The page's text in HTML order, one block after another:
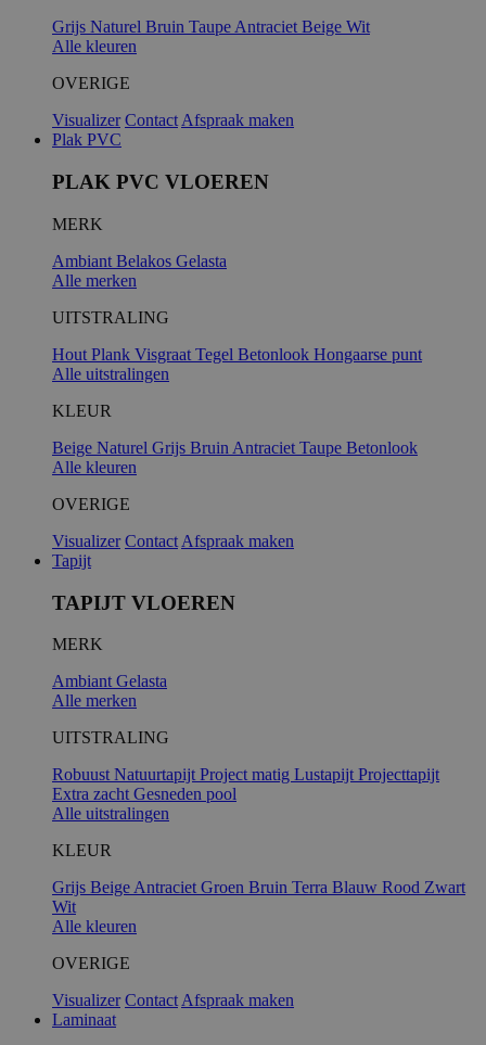
Grijs Naturel Bruin TaupeAntraciet Beige Wit
Alle kleuren
OVERIGE
Visualizer ContactAfspraak maken
Plak PVC
PLAK PVC VLOEREN
MERK
Ambiant Belakos Gelasta
Alle merken
UITSTRALING
Hout Plank Visgraat Tegel Betonlook Hongaarse punt
Alle uitstralingen
KLEUR
Beige Naturel Grijs Bruin Antraciet Taupe Betonlook
Alle kleuren
OVERIGE
Visualizer Contact Afspraak maken
Tapijt
TAPIJT VLOEREN
MERK
Ambiant Gelasta
Alle merken
UITSTRALING
Robuust Natuurtapijt Project matig Lustapijt Projecttapijt
Extra zacht Gesneden pool
Alle uitstralingen
KLEUR
Grijs Beige Antraciet Groen Bruin Terra Blauw Rood Zwart
Wit
Alle kleuren
OVERIGE
Visualizer Contact Afspraak maken
Laminaat